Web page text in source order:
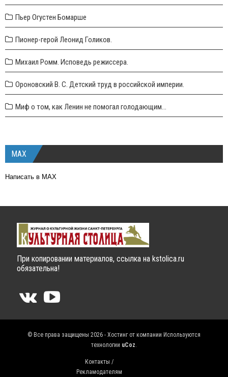
Пьер Огустен Бомарше
Пионер-герой Леонид Голиков.
Михаил Ромм. Исповедь режиссера.
Ороновский В. С. Детский труд в российской империи.
Миф о том, как Ленин не помогал голодающим...
MAX
Написать в MAX
При копировании материалов, ссылка на kstolica.ru
обязательна!
© Все права защищены 2026 - Хостинг от компании Используются
технологии uCoz.
Контакты /
Рекламодателям